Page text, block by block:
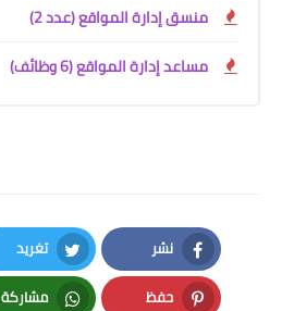
منسق إدارة المواقع (عدد 2)
مساعد إدارة المواقع (6 وظائف)
نشر
Facebook
تغريد
Twitter
حفظ مشاركة